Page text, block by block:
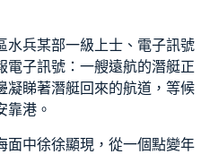
水兵某部一級上士、電子訊號
電子訊號：一艘遠航的潛艇正
凝睇著潛艇回來的航道，等候
靠港。
面中徐徐顯現，從一個點變年